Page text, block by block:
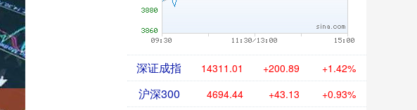
深证成指 14311.01 +200.89 +1.42%
沪深300 4694.44 +43.13 +0.93%